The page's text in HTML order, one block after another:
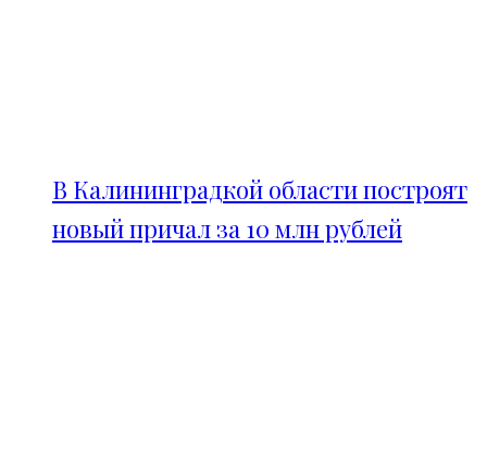
В Калининградкой области построят
новый причал за 10 млн рублей